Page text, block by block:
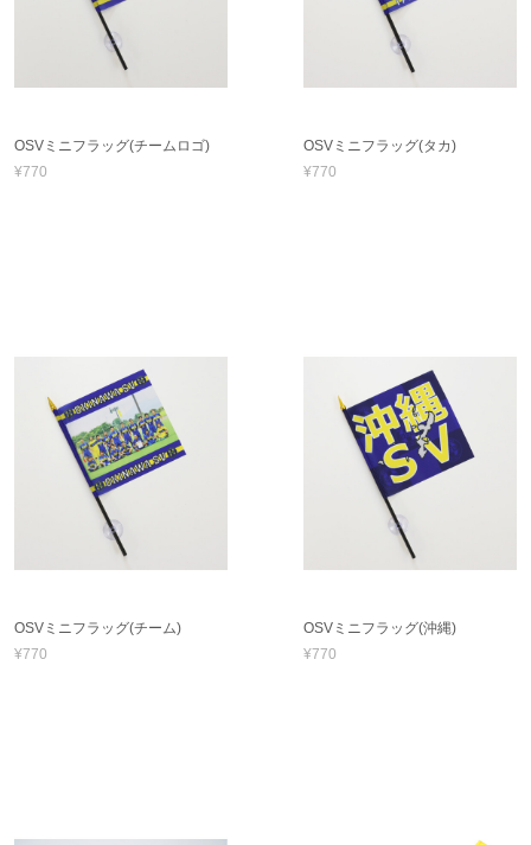
OSVミニフラッグ(チームロゴ)
¥770
OSVミニフラッグ(タカ)
¥770
OSVミニフラッグ(チーム)
¥770
OSVミニフラッグ(沖縄)
¥770